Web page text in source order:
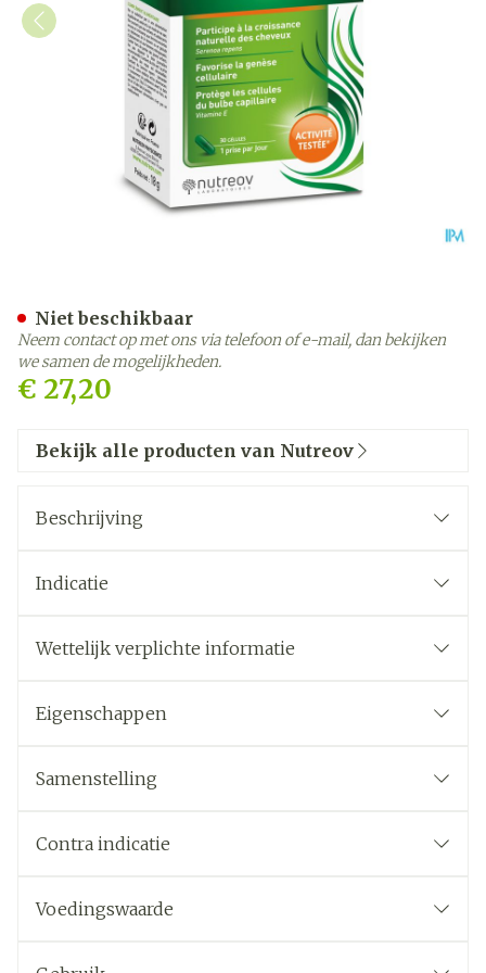
€ 27,20
Niet beschikbaar
Neem contact op met ons via telefoon of e-mail, dan bekijken
we samen de mogelijkheden.
Bekijk alle producten van Nutreov
Beschrijving
Indicatie
Wettelijk verplichte informatie
Eigenschappen
Samenstelling
Contra indicatie
Voedingswaarde